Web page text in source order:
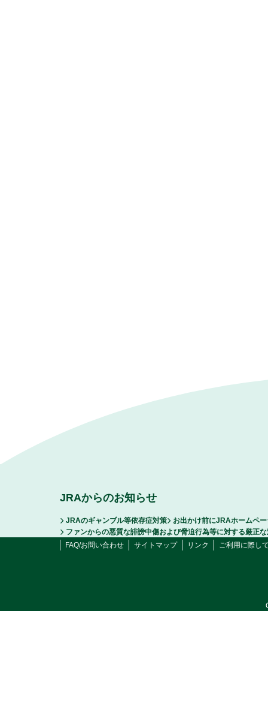
JRAからのお知らせ
JRAのギャンブル等依存症対策
お出かけ前にJRAホームペ
ファンからの悪質な誹謗中傷および脅迫行為等に対する厳正
FAQ/お問い合わせ
サイトマップ リンク ご利用に際し